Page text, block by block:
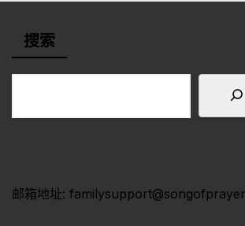
搜索
邮箱地址: